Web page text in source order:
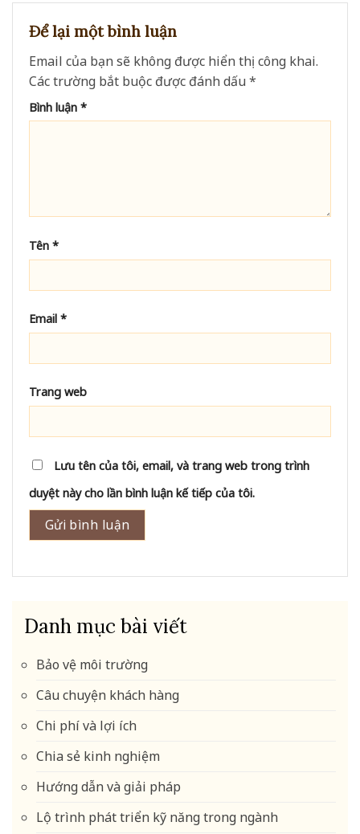
Để lại một bình luận
Email của bạn sẽ không được hiển thị công khai.
Các trường bắt buộc được đánh dấu *
Bình luận *
Tên *
Email *
Trang web
Lưu tên của tôi, email, và trang web trong trình
duyệt này cho lần bình luận kế tiếp của tôi.
Danh mục bài viết
Bảo vệ môi trường
Câu chuyện khách hàng
Chi phí và lợi ích
Chia sẻ kinh nghiệm
Hướng dẫn và giải pháp
Lộ trình phát triển kỹ năng trong ngành